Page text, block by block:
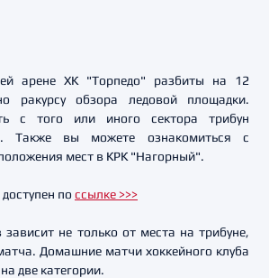
арене ХК "Торпедо" разбиты на 12
ракурсу обзора ледовой площадки.
с того или иного сектора трибун
. Также вы можете ознакомиться с
мест в КРК "Нагорный".
по ссылке >>>
зависит не только от места на трибуне,
Домашние матчи хоккейного клуба
две категории.